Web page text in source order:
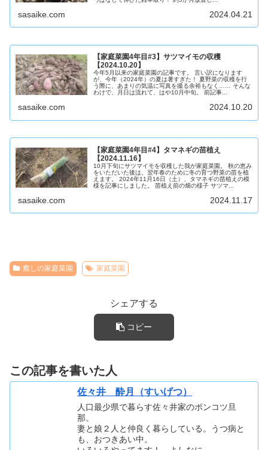
sasaike.com 2024.04.21
【家庭菜園4年目#3】サツマイモの収穫
【2024.10.20】
今年5月以来の家庭菜園の記事です。 言い訳になります
が、今年（2024年）の夏は暑すぎた！ 夏野菜の収穫を行
う際に、あまりの気温に写真を撮る余裕もなく…… そんな
わけで、月日は流れて、はや10月中旬。 前記事...
sasaike.com 2024.10.20
【家庭菜園4年目#4】タマネギの苗植え
【2024.11.16】
10月下旬にサツマイモを収穫した我が家庭菜園。 秋の恵み
をいただいた後は、翌年春のために冬の育つ野菜の苗を植
えます。 2024年11月16日（土）、タマネギの苗植えの模
様を記事にしました。 苗植え前の畑の様子 サツマ...
sasaike.com 2024.11.17
癒しの家庭菜園 家庭菜園
シェアする
コピー
この記事を書いた人
佐々井 酔月（すいげつ）
人口最少県で暮らす佐々井家のポンコツ旦
那。
妻と娘２人と仲良く暮らしている。うつ病と
も、おつきあい中。